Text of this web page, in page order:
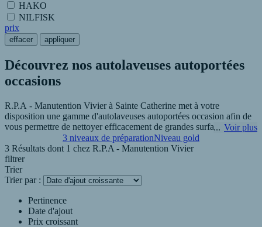
HAKO
NILFISK
prix
effacer appliquer
Découvrez nos autolaveuses autoportées
occasions
R.P.A - Manutention Vivier à Sainte Catherine met à votre
disposition une gamme d'autolaveuses autoportées occasion afin de
vous permettre de nettoyer efficacement de grandes surfaces telles
que des entrepôts. Pour plus d'informations n'hésitez pas à nous
contacter.
Voir plus
3 niveaux de préparationNiveau gold
3 Résultats dont 1 chez R.P.A - Manutention Vivier
filtrer
Trier
Trier par :
Pertinence
Date d'ajout
Prix croissant